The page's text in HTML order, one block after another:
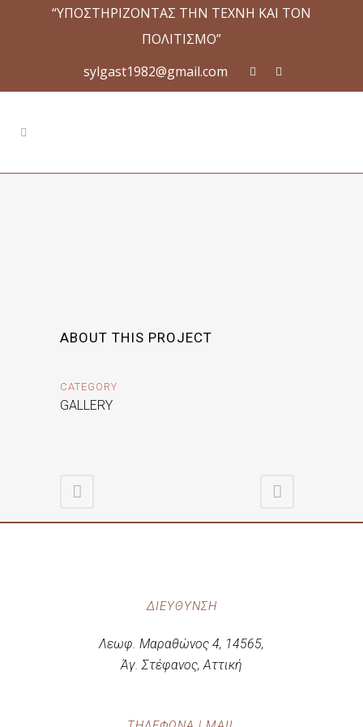
“ΥΠΟΣΤΗΡΙΖΟΝΤΑΣ ΤΗΝ ΤΕΧΝΗ ΚΑΙ ΤΟΝ
ΠΟΛΙΤΙΣΜΟ”
sylgast1982@gmail.com
ABOUT THIS PROJECT
CATEGORY
GALLERY
ΔΙΕΎΘΥΝΣΗ
Λεωφ. Μαραθώνος 4, 14565,
Άγ. Στέφανος, Αττική